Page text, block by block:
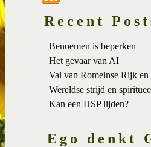
Recent
Benoemen is beperken
Het gevaar van AI
Val van Romeinse Rijk en
Wereldse strijd en
Kan een HSP lijden?
Ego denkt